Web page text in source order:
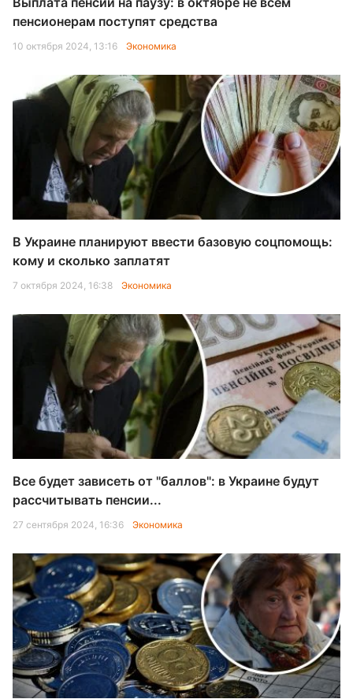
пенсионерам поступят средства
10 октября 2024, 13:16 Экономика
В Украине планируют ввести базовую соцпомощь:
кому и сколько заплатят
7 октября 2024, 16:38 Экономика
Все будет зависеть от "баллов": в Украине будут
рассчитывать пенсии...
27 сентября 2024, 16:36 Экономика